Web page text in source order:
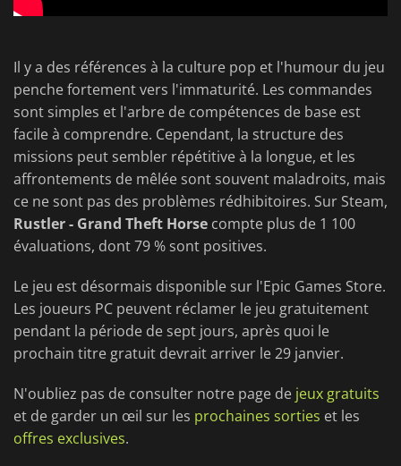
Il y a des références à la culture pop et l'humour du jeu
penche fortement vers l'immaturité. Les commandes
sont simples et l'arbre de compétences de base est
facile à comprendre. Cependant, la structure des
missions peut sembler répétitive à la longue, et les
affrontements de mêlée sont souvent maladroits, mais
ce ne sont pas des problèmes rédhibitoires. Sur Steam,
Rustler - Grand Theft Horse compte plus de 1 100
évaluations, dont 79 % sont positives.
Le jeu est désormais disponible sur l'Epic Games Store.
Les joueurs PC peuvent réclamer le jeu gratuitement
pendant la période de sept jours, après quoi le
prochain titre gratuit devrait arriver le 29 janvier.
N'oubliez pas de consulter notre page de jeux gratuits
et de garder un œil sur les prochaines sorties et les
offres exclusives.